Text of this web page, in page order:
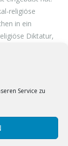
Service zu
religiöse
in ein
Diktatur,
selten […]